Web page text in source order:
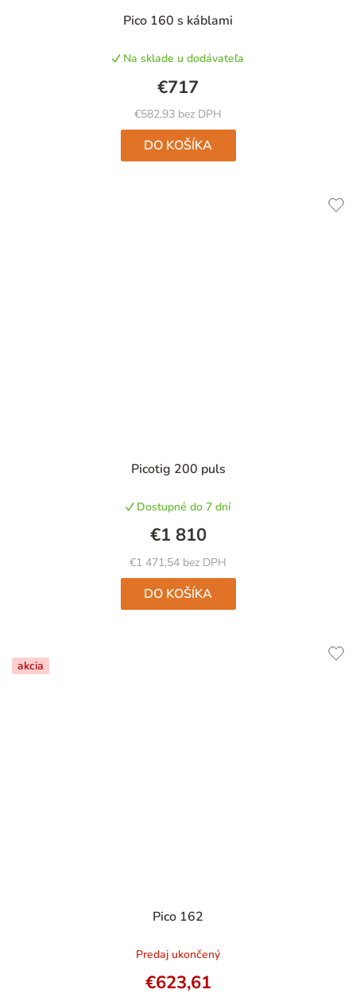
Pico 160 s káblami
Na sklade u dodávateľa
€582,93 bez DPH
€717
DO KOŠÍKA
Picotig 200 puls
Dostupné do 7 dní
€1 471,54 bez DPH
€1 810
DO KOŠÍKA
akcia
Pico 162
Predaj ukončený
€623,61